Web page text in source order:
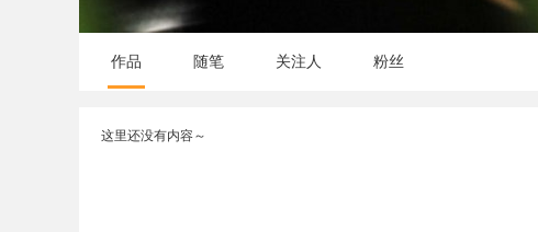
作品 随笔 关注人 粉丝
这里还没有内容～